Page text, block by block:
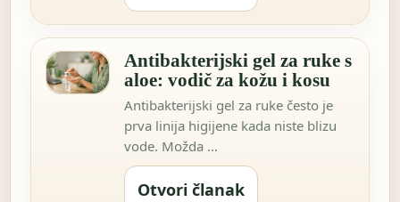
Antibakterijski gel za ruke s
aloe: vodič za kožu i kosu
Antibakterijski gel za ruke često je
prva linija higijene kada niste blizu
vode. Možda …
Otvori članak